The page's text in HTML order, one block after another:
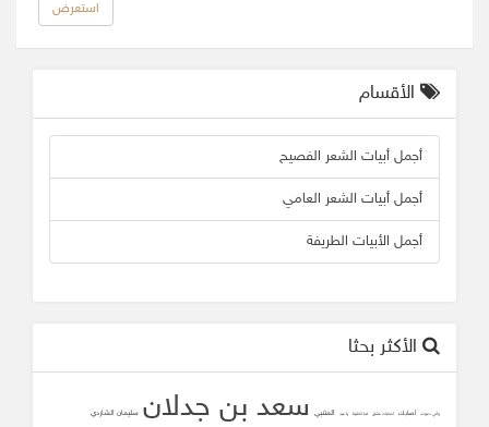
استعرض
الأقسام
أجمل أبيات الشعر الفصيح
أجمل أبيات الشعر العامي
أجمل الأبيات الطريفة
الأكثر بحثا
وأني دعوت أصابك أصابك عشق لما تلاقينا يا عيد المتنبي سعد بن جدلان سليمان الشاردي